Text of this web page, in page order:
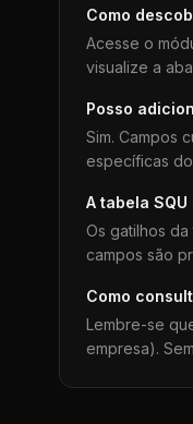
Como
Acesse o
visualize a
Posso
Sim. Campos
específicas
A tabela SQU
Os gatilhos da
campos são
Como
Lembre-se
empresa).